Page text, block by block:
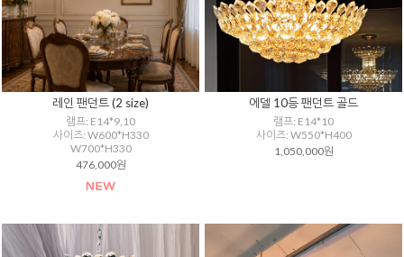
레인 팬던트 (2 size)
램프: E14*9,10
사이즈: W600*H330
W700*H330
476,000원
에델 10등 팬던트 골드
램프: E14*10
사이즈: W550*H400
1,050,000원